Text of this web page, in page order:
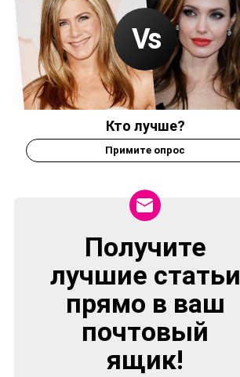
Кто лучше?
Примите опрос
NEWSLETTER
Получите
лучшие статьи
прямо в ваш
почтовый
ящик!